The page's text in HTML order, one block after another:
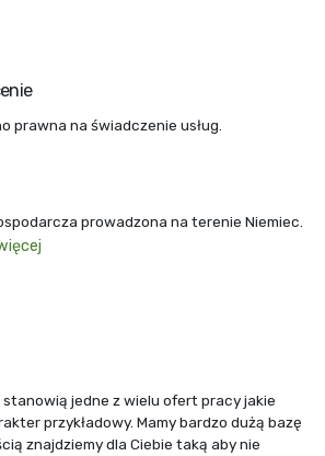
prawna na świadczenie usług.
prowadzona na terenie Niemiec.
stanowią jedne z wielu ofert pracy jakie
przykładowy. Mamy bardzo dużą bazę
znajdziemy dla Ciebie taką aby nie